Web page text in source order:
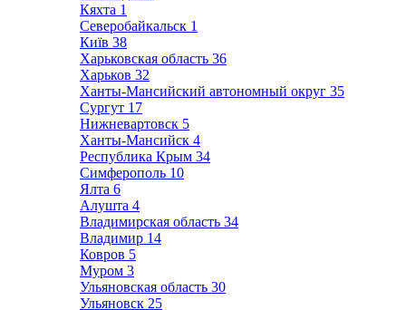
Кяхта 1
Северобайкальск 1
Київ 38
Харьковская область 36
Харьков 32
Ханты-Мансийский автономный округ 35
Сургут 17
Нижневартовск 5
Ханты-Мансийск 4
Республика Крым 34
Симферополь 10
Ялта 6
Алушта 4
Владимирская область 34
Владимир 14
Ковров 5
Муром 3
Ульяновская область 30
Ульяновск 25